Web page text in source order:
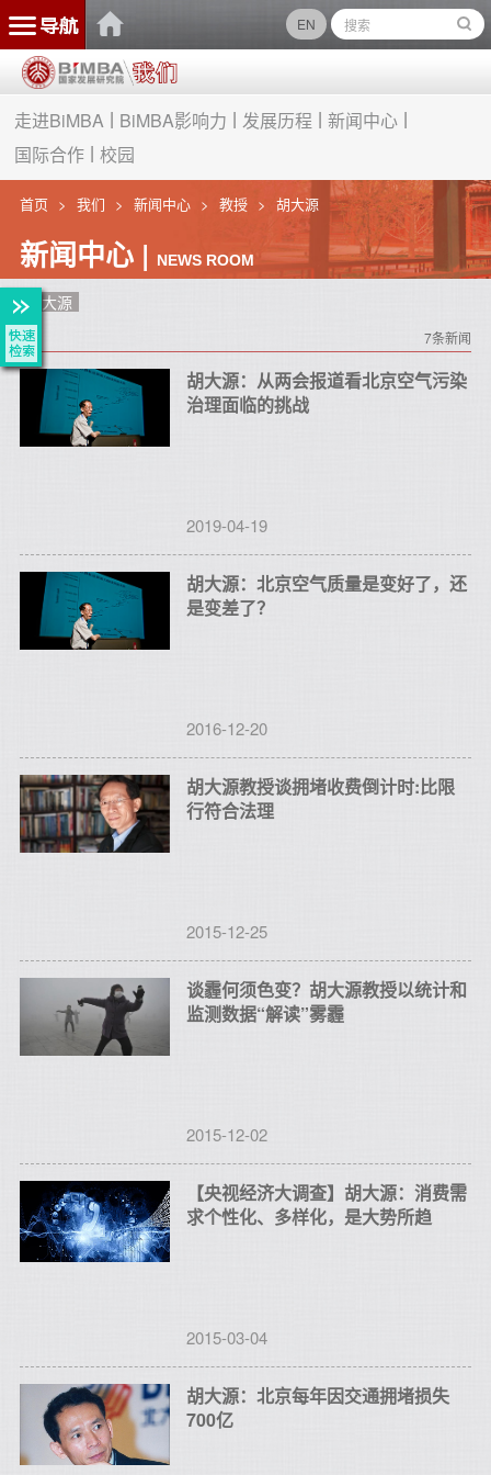
EN
走进BiMBA BiMBA影响力 发展历程
新闻中心
国际合作
校园
首页 我们 新闻中心 教授 胡大源
新闻中心 | NEWS ROOM
胡大源
7条新闻
胡大源：从两会报道看北京空气污染
治理面临的挑战
2019-04-19
胡大源：北京空气质量是变好了，还
是变差了？
2016-12-20
胡大源教授谈拥堵收费倒计时:比限
行符合法理
2015-12-25
谈霾何须色变？胡大源教授以统计和
监测数据“解读”雾霾
2015-12-02
【央视经济大调查】胡大源：消费需
求个性化、多样化，是大势所趋
2015-03-04
胡大源：北京每年因交通拥堵损失
700亿